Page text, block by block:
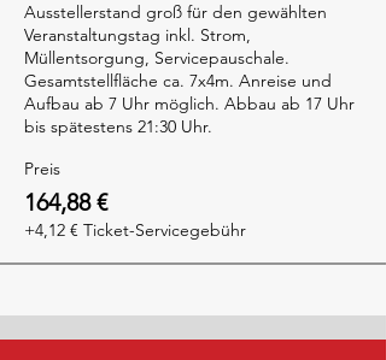
Ausstellerstand groß für den gewählten
Veranstaltungstag inkl. Strom,
Müllentsorgung, Servicepauschale.
Gesamtstellfläche ca. 7x4m. Anreise und
Aufbau ab 7 Uhr möglich. Abbau ab 17 Uhr
bis spätestens 21:30 Uhr.
Preis
164,88 €
+4,12 € Ticket-Servicegebühr